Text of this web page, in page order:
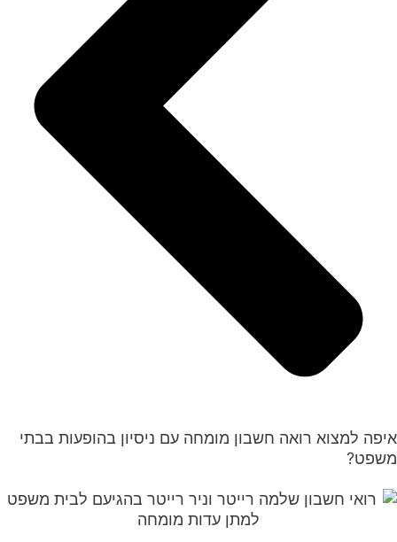
איפה למצוא רואה חשבון מומחה עם ניסיון בהופעות בבתי
משפט?